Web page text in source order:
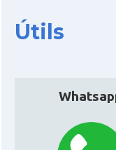
CAMON
CAMON
Útils